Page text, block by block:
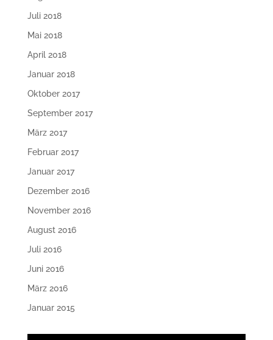
Juli 2018
Mai 2018
April 2018
Januar 2018
Oktober 2017
September 2017
März 2017
Februar 2017
Januar 2017
Dezember 2016
November 2016
August 2016
Juli 2016
Juni 2016
März 2016
Januar 2015